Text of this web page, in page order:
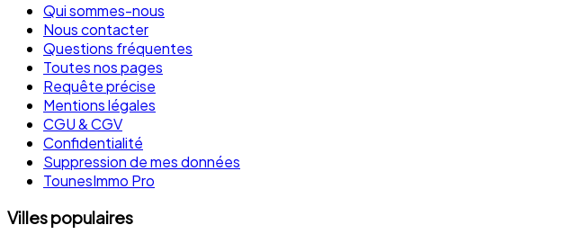
Qui sommes-nous
Nous contacter
Questions fréquentes
Toutes nos pages
Requête précise
Mentions légales
CGU & CGV
Confidentialité
Suppression de mes données
TounesImmo Pro
Villes populaires